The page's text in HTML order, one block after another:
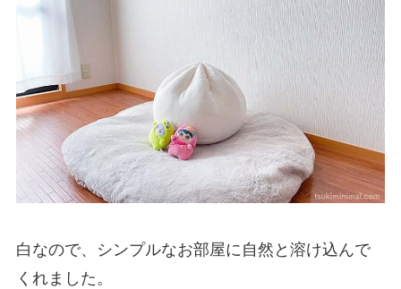
白なので、シンプルなお部屋に自然と溶け込んで
くれました。